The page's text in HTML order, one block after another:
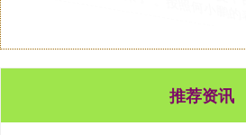
推荐资讯